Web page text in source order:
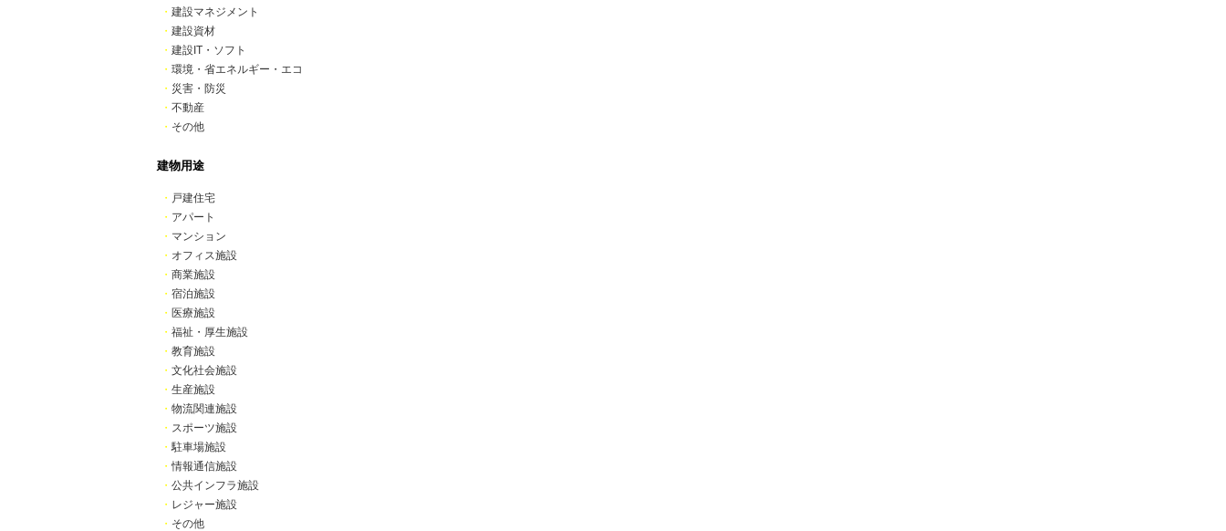
・ 建設マネジメント
・ 建設資材
・ 建設IT・ソフト
・ 環境・省エネルギー・エコ
・ 災害・防災
・ 不動産
・ その他
建物用途
・ 戸建住宅
・ アパート
・ マンション
・ オフィス施設
・ 商業施設
・ 宿泊施設
・ 医療施設
・ 福祉・厚生施設
・ 教育施設
・ 文化社会施設
・ 生産施設
・ 物流関連施設
・ スポーツ施設
・駐車場施設
・情報通信施設
・ 公共インフラ施設
・ レジャー施設
・ その他